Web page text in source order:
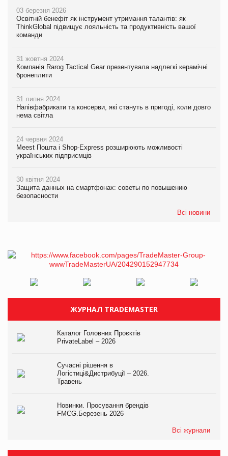
03 березня 2026
Освітній бенефіт як інструмент утримання талантів: як
ThinkGlobal підвищує лояльність та продуктивність вашої
команди
31 жовтня 2024
Компанія Rarog Tactical Gear презентувала надлегкі керамічні
бронеплити
31 липня 2024
Напівфабрикати та консерви, які стануть в пригоді, коли довго
нема світла
24 червня 2024
Meest Пошта і Shop-Express розширюють можливості
українських підприємців
30 квітня 2024
Защита данных на смартфонах: советы по повышению
безопасности
Всі новини
ЖУРНАЛ TRADEMASTER
Каталог Головних Проєктів
PrivateLabel – 2026
Сучасні рішення в
Логістиці&Дистрибуції – 2026.
Травень
Новинки. Просування брендів
FMCG.Березень 2026
Всі журнали